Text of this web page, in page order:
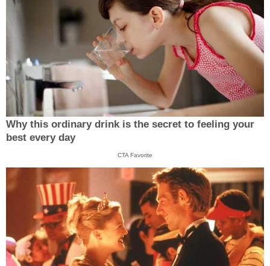
Why this ordinary drink is the secret to feeling your
best every day
CTA Favorite